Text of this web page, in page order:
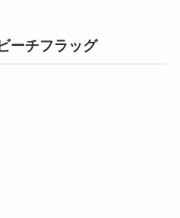
ーチフラッグ